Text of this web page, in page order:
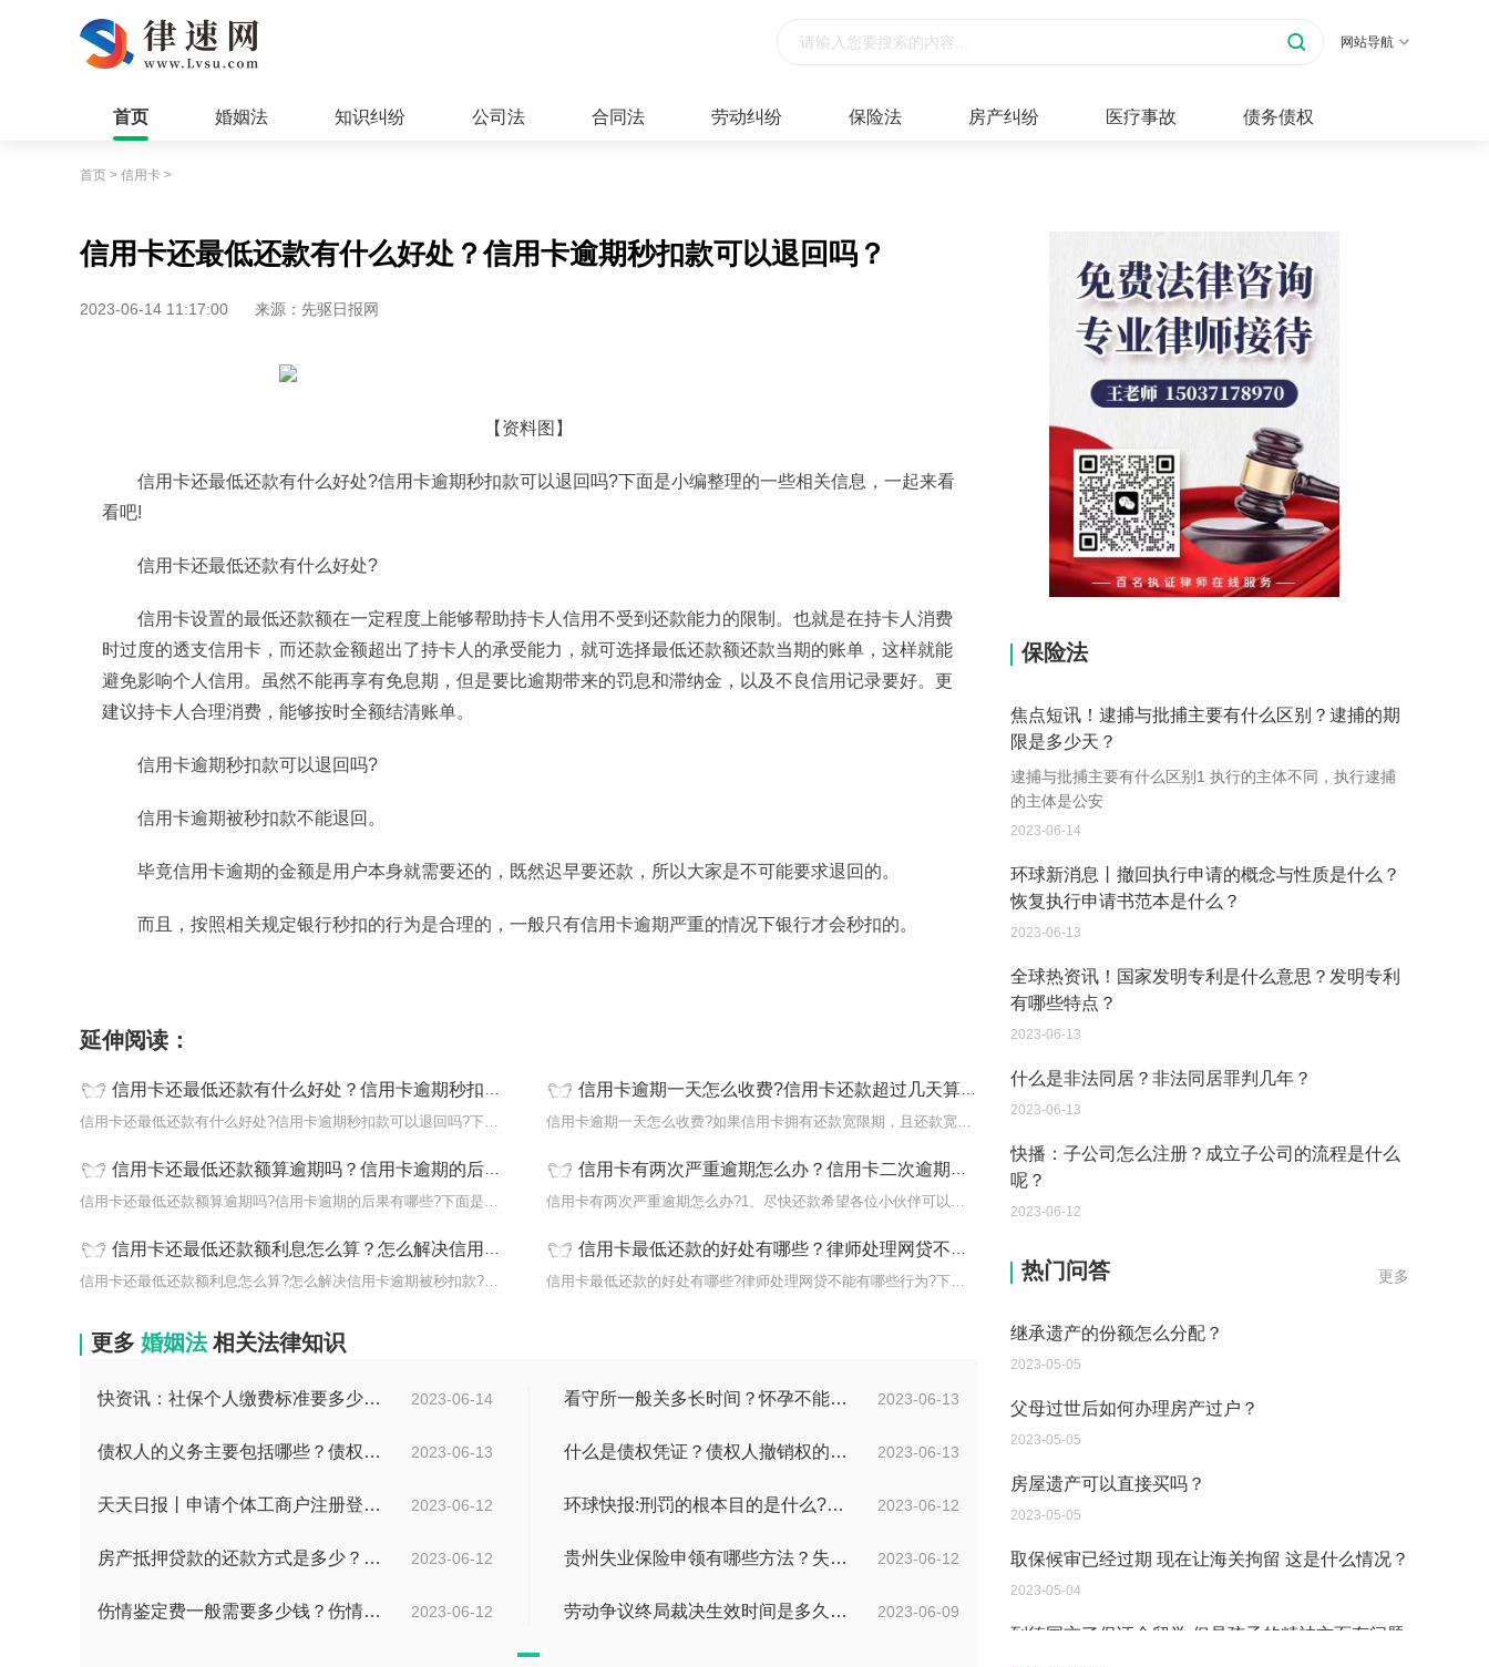
网站导航
首页 婚姻法 知识纠纷 公司法 合同法 劳动纠纷 保险法 房产纠纷 医疗事故 债务债权
首页 > 信用卡 >
信用卡还最低还款有什么好处？信用卡逾期秒扣款可以退回吗？
2023-06-14 11:17:00 来源：先驱日报网
【资料图】
信用卡还最低还款有什么好处?信用卡逾期秒扣款可以退回吗?下面是小编整理的一些相关信息，一起来看
看吧!
信用卡还最低还款有什么好处?
信用卡设置的最低还款额在一定程度上能够帮助持卡人信用不受到还款能力的限制。也就是在持卡人消费
时过度的透支信用卡，而还款金额超出了持卡人的承受能力，就可选择最低还款额还款当期的账单，这样就能
避免影响个人信用。虽然不能再享有免息期，但是要比逾期带来的罚息和滞纳金，以及不良信用记录要好。更
建议持卡人合理消费，能够按时全额结清账单。
信用卡逾期秒扣款可以退回吗?
信用卡逾期被秒扣款不能退回。
毕竟信用卡逾期的金额是用户本身就需要还的，既然迟早要还款，所以大家是不可能要求退回的。
而且，按照相关规定银行秒扣的行为是合理的，一般只有信用卡逾期严重的情况下银行才会秒扣的。
延伸阅读：
信用卡还最低还款有什么好处？信用卡逾期秒扣款可以退回吗？
信用卡还最低还款有什么好处?信用卡逾期秒扣款可以退回吗?下面是小
信用卡逾期一天怎么收费?信用卡还款超过几天算逾期?
信用卡逾期一天怎么收费?如果信用卡拥有还款宽限期，且还款宽限期大
信用卡还最低还款额算逾期吗？信用卡逾期的后果有哪些？
信用卡还最低还款额算逾期吗?信用卡逾期的后果有哪些?下面是小编整
信用卡有两次严重逾期怎么办？信用卡二次逾期有啥后果？
信用卡有两次严重逾期怎么办?1、尽快还款希望各位小伙伴可以杜绝自
信用卡还最低还款额利息怎么算？怎么解决信用卡逾期被秒扣款？-环球热推荐
信用卡还最低还款额利息怎么算?怎么解决信用卡逾期被秒扣款?下面是
信用卡最低还款的好处有哪些？律师处理网贷不能有哪些行为？
信用卡最低还款的好处有哪些?律师处理网贷不能有哪些行为?下面是小
更多 婚姻法 相关法律知识
2023-06-14
快资讯：社保个人缴费标准要多少？个人社保怎么缴费？ 2023-06-13
看守所一般关多长时间？怀孕不能送看守所吗？ 焦点报道
2023-06-13
债权人的义务主要包括哪些？债权人的会议有哪些？-天天消息 2023-06-13
什么是债权凭证？债权人撤销权的行使和期限是多久？ 世界球精选
2023-06-12
天天日报丨申请个体工商户注册登记应当提交哪些文件？个体工商户条例第八条是什么？ 2023-06-12
环球快报:刑罚的根本目的是什么?刑法和刑罚有区别吗?
2023-06-12
房产抵押贷款的还款方式是多少？房屋抵押合同书模板是怎样的？ 2023-06-12
贵州失业保险申领有哪些方法？失业保险的申请方法分为几种？
2023-06-12
伤情鉴定费一般需要多少钱？伤情鉴定多久能做？ 2023-06-09
劳动争议终局裁决生效时间是多久？劳动争议终局裁决可以起诉吗？
保险法
焦点短讯！逮捕与批捕主要有什么区别？逮捕的期
限是多少天？
逮捕与批捕主要有什么区别1 执行的主体不同，执行逮捕
的主体是公安
2023-06-14
环球新消息丨撤回执行申请的概念与性质是什么？
恢复执行申请书范本是什么？
2023-06-13
全球热资讯！国家发明专利是什么意思？发明专利
有哪些特点？
2023-06-13
什么是非法同居？非法同居罪判几年？
2023-06-13
快播：子公司怎么注册？成立子公司的流程是什么
呢？
2023-06-12
更多
热门问答
遗产继承必须要公证吗？
继承遗产的份额怎么分配？
2023-05-05
父母过世后如何办理房产过户？
2023-05-05
房屋遗产可以直接买吗？
2023-05-05
取保候审已经过期 现在让海关拘留 这是什么情况？
2023-05-04
到德国交了保证金留学 但是孩子的精神方面有问题